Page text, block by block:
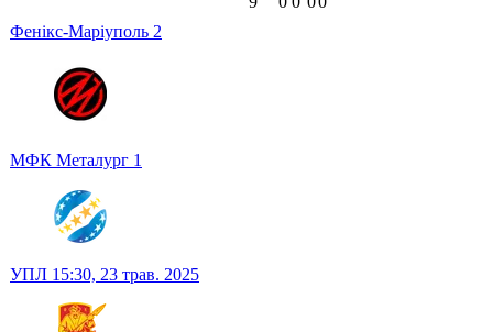
Фенікс-Маріуполь 2
МФК Металург 1
УПЛ 15:30, 23 трав. 2025